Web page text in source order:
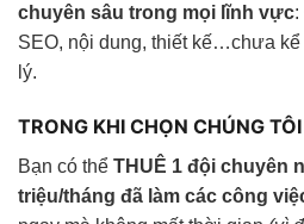
chuyên sâu trong mọi lĩnh vực:
SEO, nội dung, thiết kế…chưa kể
lý.
TRONG KHI CHỌN CHÚNG TÔI
Bạn có thể THUÊ 1 đội chuyên
triệu/tháng đã làm các công